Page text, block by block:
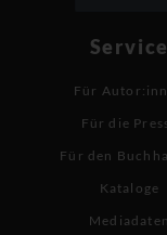
Service
Für
Für die
Für den
Kataloge
Mediadaten